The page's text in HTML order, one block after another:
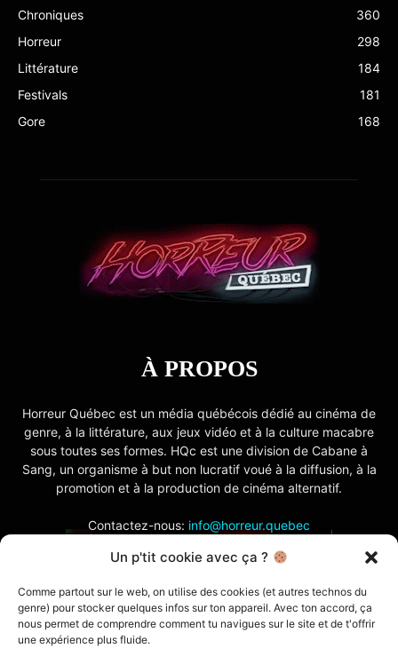
Un p'tit cookie avec ça ?
Comme partout sur le web, on utilise des cookies (et autres technos du
genre) pour stocker quelques infos sur ton appareil. Avec ton accord, ça
nous permet de comprendre comment tu navigues sur le site et de t'offrir
une expérience plus fluide.
Chroniques
360
Horreur
298
Littérature
184
Festivals
181
Gore
168
À PROPOS
Horreur Québec est un média québécois dédié au cinéma de
genre, à la littérature, aux jeux vidéo et à la culture macabre
sous toutes ses formes. HQc est une division de Cabane à
Sang, un organisme à but non lucratif voué à la diffusion, à la
promotion et à la production de cinéma alternatif.
Contactez-nous: info@horreur.quebec
SUIVEZ NOUS